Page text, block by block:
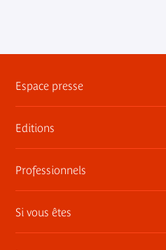
Espace presse
Dossiers, communiqués,
Contact presse
Editions
Les publications du musée
Professionnels
Privatisez les espaces
Si vous êtes